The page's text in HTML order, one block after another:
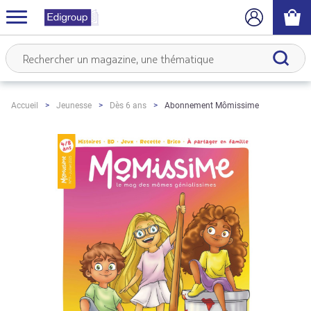
Accueil Jeunesse Dès 6 ans Abonnement Mômissime